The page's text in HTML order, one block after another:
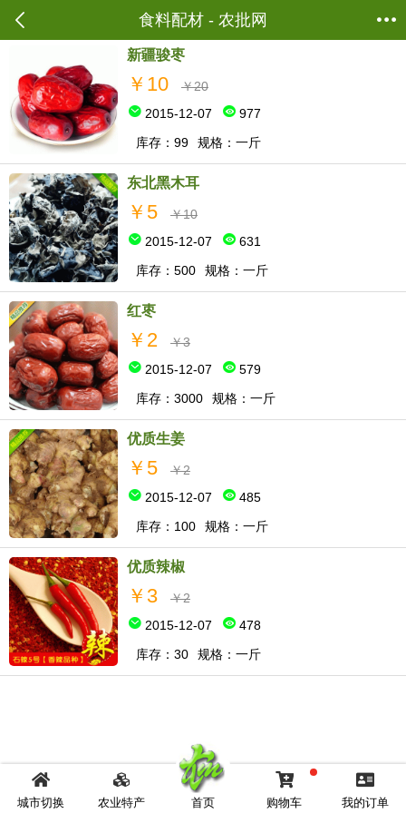
食料配材 - 农批网
当前位置： ->食料配材
新疆骏枣
￥10
￥20
2015-12-07
977
库存：99
规格：一斤
东北黑木耳
￥5
￥10
2015-12-07
631
库存：500
规格：一斤
红枣
￥2
￥3
2015-12-07
579
库存：3000
规格：一斤
优质生姜
￥5
￥2
2015-12-07
485
库存：100
规格：一斤
优质辣椒
￥3
￥2
2015-12-07
478
库存：30
规格：一斤
城市切换 农业特产 首页 购物车 我的订单